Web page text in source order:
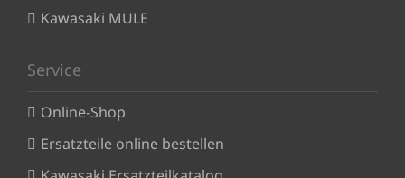
Kawasaki MULE
Service
Online-Shop
Ersatzteile online bestellen